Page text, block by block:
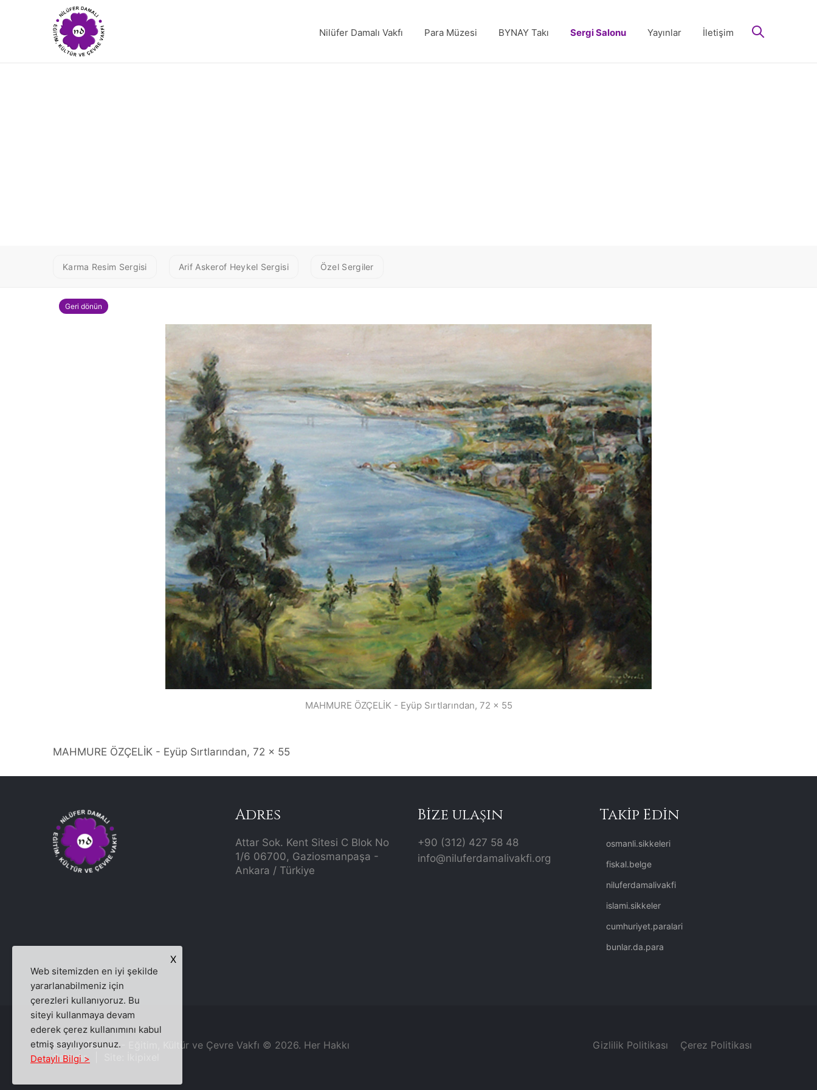
Nilüfer Damalı Vakfı Para Müzesi BYNAY Takı Sergi Salonu Yayınlar İletişim
Karma Resim Sergisi Arif Askerof Heykel Sergisi Özel Sergiler
Geri dönün
MAHMURE ÖZÇELİK - Eyüp Sırtlarından, 72 x 55
MAHMURE ÖZÇELİK - Eyüp Sırtlarından, 72 x 55
Adres
Attar Sok. Kent Sitesi C Blok No
1/6 06700, Gaziosmanpaşa -
Ankara / Türkiye
Bize ulaşın
+90 (312) 427 58 48
info@niluferdamalivakfi.org
Takip Edin
osmanli.sikkeleri
fiskal.belge
niluferdamalivakfi
islami.sikkeler
cumhuriyet.paralari
bunlar.da.para
Nilüfer Damalı - Eğitim, Kültür ve Çevre Vakfı © 2026. Her Hakkı
Saklıdır. | Site:
Gizlilik Politikası Çerez Politikası
Web sitemizden en iyi şekilde
yararlanabilmeniz için
çerezleri kullanıyoruz. Bu
siteyi kullanmaya devam
ederek çerez kullanımını kabul
etmiş sayılıyorsunuz.
Detaylı Bilgi >
X